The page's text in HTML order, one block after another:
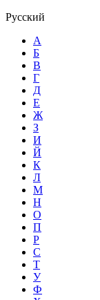
Русский
А
Б
В
Г
Д
Е
Ж
З
И
Й
К
Л
М
Н
О
П
Р
С
Т
У
Ф